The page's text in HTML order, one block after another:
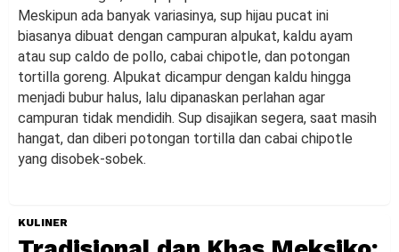
Meskipun ada banyak variasinya, sup hijau pucat ini
biasanya dibuat dengan campuran alpukat, kaldu ayam
atau sup caldo de pollo, cabai chipotle, dan potongan
tortilla goreng. Alpukat dicampur dengan kaldu hingga
menjadi bubur halus, lalu dipanaskan perlahan agar
campuran tidak mendidih. Sup disajikan segera, saat masih
hangat, dan diberi potongan tortilla dan cabai chipotle
yang disobek-sobek.
KULINER